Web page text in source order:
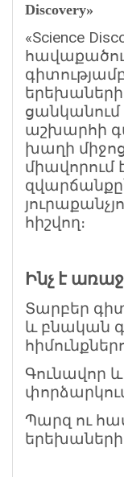
Discovery»
«Science
աշխարհի
խաղի
միավորում
հիշվող։
Ինչ է
Տարբեր
և բնական
Գունավոր
Պարզ ու